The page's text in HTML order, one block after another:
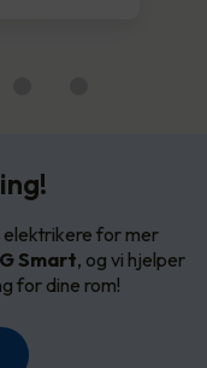
elektrikere for mer
Smart, og vi hjelper
for dine rom!